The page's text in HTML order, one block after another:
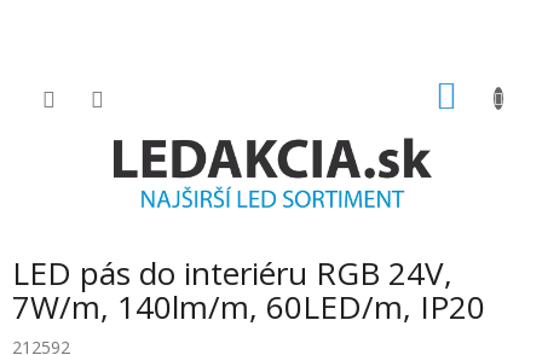
LED pás do interiéru RGB 24V,
7W/m, 140lm/m, 60LED/m, IP20
212592